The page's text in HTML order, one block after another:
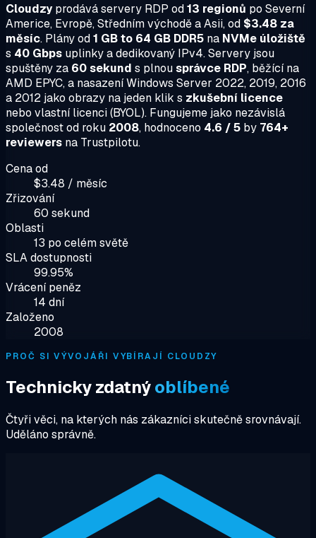
Cloudzyprodává servery RDP od13 regionů po Severní
Americe, Evropě, Středním východě a Asii, od $3.48 za
měsíc. Plány od1 GB to 64 GB DDR5 na NVMe úložiště
s 40 Gbps uplinky a dedikovaný IPv4. Servery jsou
spuštěny za 60 sekund s plnousprávce RDP, běžící na
AMD EPYC, a nasazení Windows Server 2022, 2019, 2016
a 2012 jako obrazy na jeden klik s zkušební licence
nebo vlastní licenci (BYOL). Fungujeme jako nezávislá
společnost od roku 2008, hodnoceno 4.6 / 5 by 764+
reviewers na Trustpilotu.
Cena od
$3.48 / měsíc
Zřizování
60 sekund
Oblasti
13 po celém světě
SLA dostupnosti
99.95%
Vrácení peněz
14 dní
Založeno
2008
PROČ SI VÝVOJÁŘI VYBÍRAJÍ CLOUDZY
Technicky zdatnýoblíbené
Čtyři věci, na kterých nás zákazníci skutečně srovnávají.
Uděláno správně.